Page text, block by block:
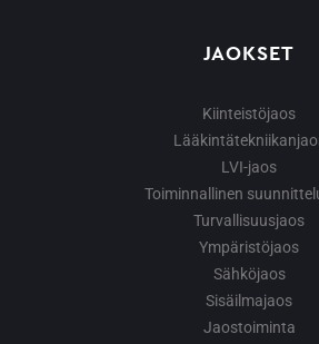
JAOKSET
Kiinteistöjaos
LVI-jaos
Toiminnallinen
Turvallisuusjaos
Ympäristöjaos
Sähköjaos
Sisäilmajaos
Jaostoiminta